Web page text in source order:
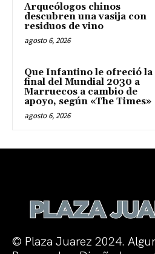
Arqueólogos chinos
descubren una vasija con
residuos de vino
agosto 6, 2026
Que Infantino le ofreció la
final del Mundial 2030 a
Marruecos a cambio de
apoyo, según «The Times»
agosto 6, 2026
© Plaza Juarez 2024.